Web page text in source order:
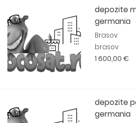
depozite
germania
Brasov
brasov
1 600,00 €
depozite
germania